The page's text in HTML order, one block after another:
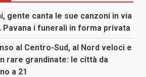
gente canta le sue canzoni in via
Pavana i funerali in forma privata
al Centro-Sud, al Nord veloci e
rare grandinate: le città da
a 21